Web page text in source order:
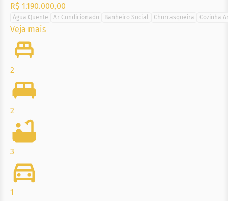
R$ 1.190.000,00
Água Quente Ar Condicionado Banheiro Social Churrasqueira Cozinha
Veja mais
2
2
3
1